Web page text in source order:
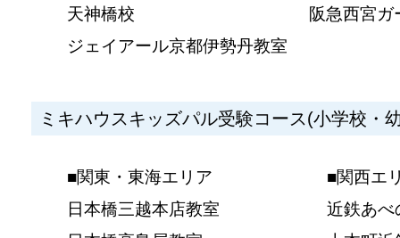
天神橋校
阪急西宮ガ
ジェイアール京都伊勢丹教室
ミキハウスキッズパル受験コース(小学校・
■関東・東海エリア
日本橋三越本店教室
■関西エ
近鉄あべ